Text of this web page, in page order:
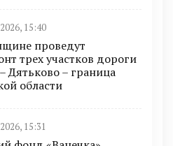
15:40
проведут
трех участков дороги
Дятьково – граница
области
15:31